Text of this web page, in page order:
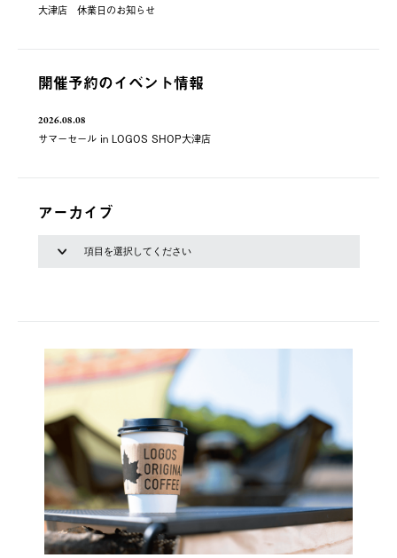
大津店 休業日のお知らせ
開催予約のイベント情報
2026.08.08
サマーセール in LOGOS SHOP大津店
アーカイブ